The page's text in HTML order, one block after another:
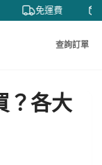
免運費
查詢訂單
？各大